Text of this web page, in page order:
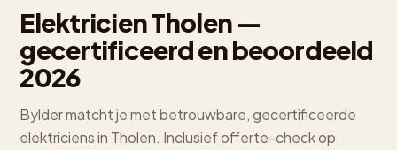
Elektricien Tholen —
gecertificeerd en beoordeeld
2026
Bylder matcht je met betrouwbare, gecertificeerde
elektriciens in Tholen. Inclusief offerte-check op